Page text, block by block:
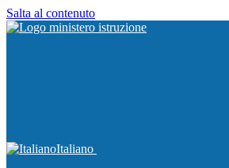
Salta al contenuto
Italiano